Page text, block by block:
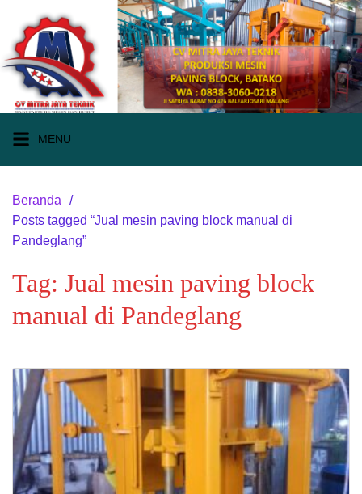
konten
MENU
Beranda
Posts tagged “Jual mesin paving block manual di
Pandeglang”
Tag: Jual mesin paving block
manual di Pandeglang